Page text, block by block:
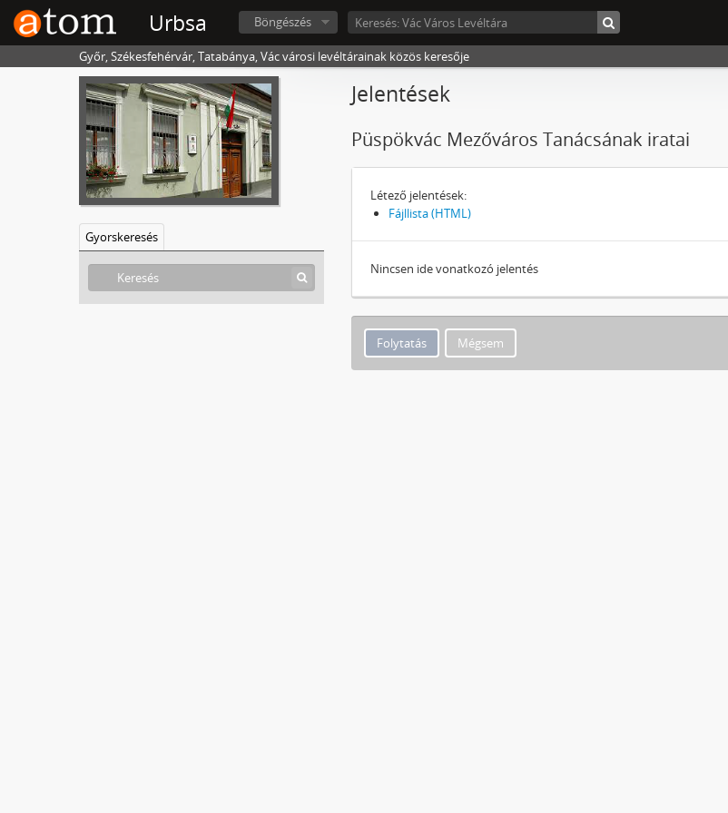
Urbsa Böngészés
Győr, Székesfehérvár, Tatabánya, Vác városi levéltárainak közös keresője
Gyorskeresés
Jelentések
Püspökvác Mezőváros Tanácsának iratai
Létező jelentések:
Fájllista (HTML)
Nincsen ide vonatkozó jelentés
Mégsem